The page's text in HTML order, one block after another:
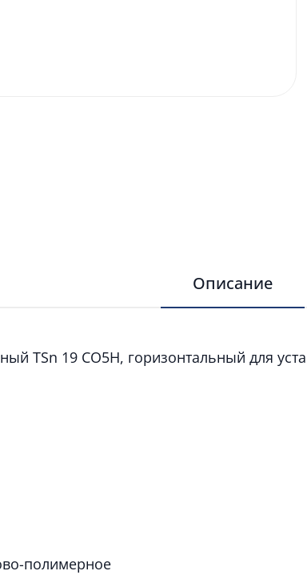
Описание
TSn 19 CO5H, горизонтальный для
полимерное